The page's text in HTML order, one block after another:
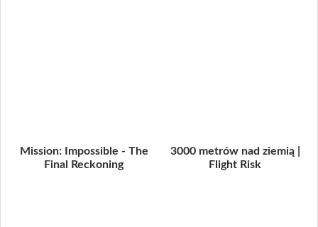
Mission: Impossible - The
Final Reckoning
3000 metrów nad ziemią |
Flight Risk